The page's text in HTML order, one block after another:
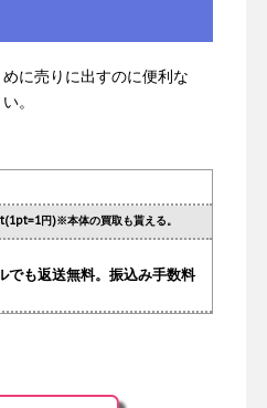
に売りに出すのに便利な
。
円)※本体の買取も貰える。
でも返送無料。振込み手数料